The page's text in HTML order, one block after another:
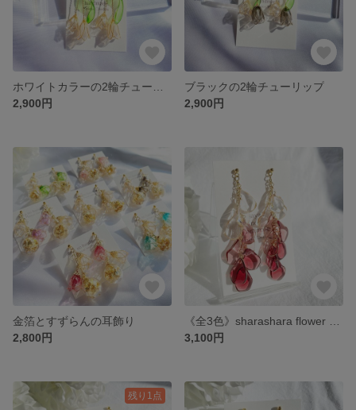
2,900円
ブラックの2輪チューリップ
2,900円
金箔とすずらんの耳飾り
2,800円
3,100円
残り1点